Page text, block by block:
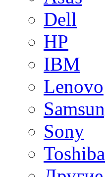
Dell
HP
IBM
Lenovo
Sony
Toshiba